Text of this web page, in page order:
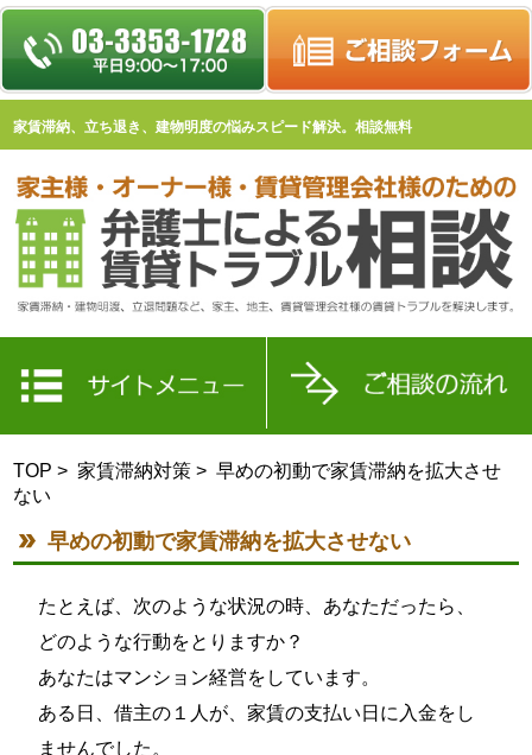
家賃滞納、立ち退き、建物明度の悩みスピード解決。相談無料
TOP >家賃滞納対策 > 早めの初動で家賃滞納を拡大させ
ない
早めの初動で家賃滞納を拡大させない
たとえば、次のような状況の時、あなただったら、
どのような行動をとりますか？
あなたはマンション経営をしています。
ある日、借主の１人が、家賃の支払い日に入金をし
ませんでした。